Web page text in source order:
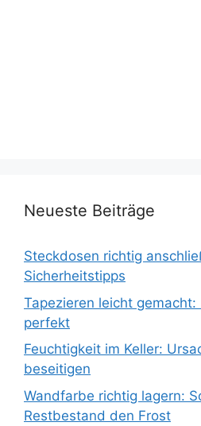
Neueste Beiträge
Steckdosen richtig
Sicherheitstipps
Tapezieren leicht gemacht:
perfekt
Feuchtigkeit im Keller:
beseitigen
Wandfarbe richtig lagern:
Restbestand den Frost